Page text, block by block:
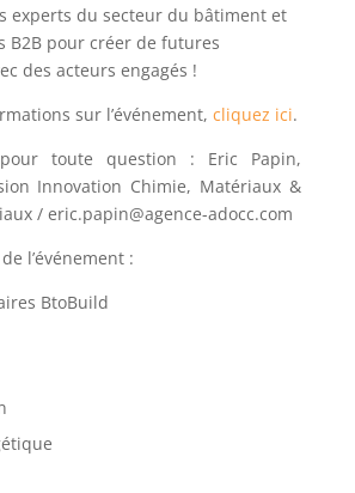
experts du secteur du bâtiment et
B2B pour créer de futures
des acteurs engagés !
sur l’événement, cliquez ici.
toute question : Eric Papin,
Innovation Chimie, Matériaux &
/ eric.papin@agence-adocc.com
l’événement :